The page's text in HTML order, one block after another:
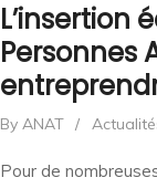
L’insertion
Personnes
By ANAT /
Pour de